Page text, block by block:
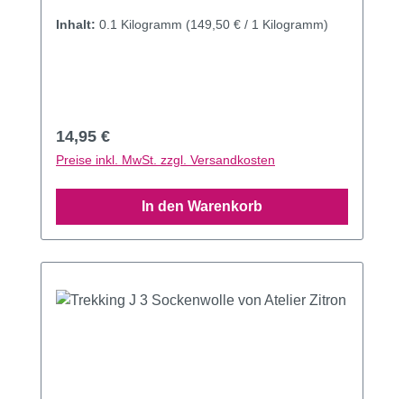
Inhalt: 0.1 Kilogramm (149,50 € / 1 Kilogramm)
Regulärer Preis:
14,95 €
Preise inkl. MwSt. zzgl. Versandkosten
In den Warenkorb